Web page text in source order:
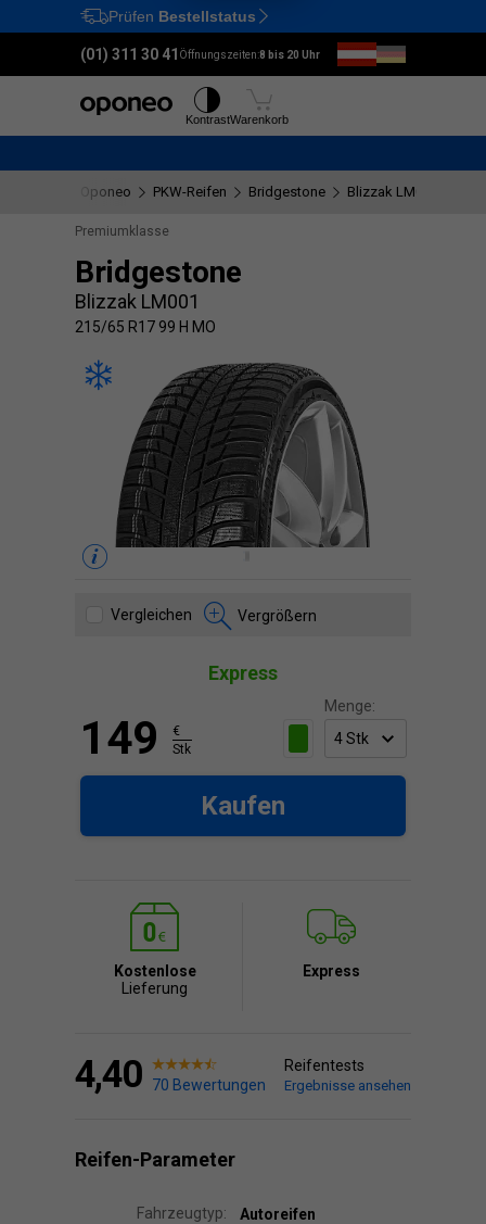
Ctrl M
Prüfen Bestellstatus
(01) 311 30 41 Öffnungszeiten:8 bis 20 Uhr
KontrastWarenkorb
Oponeo PKW-Reifen Bridgestone Blizzak LM001
Premiumklasse
Bridgestone
Blizzak LM001
215/65 R17 99 H MO
Vergleichen Vergrößern
Express
Menge:
149
€
Stk
Kaufen
Kostenlose
Lieferung
Express
4,40 70 Bewertungen
Reifentests
Ergebnisse ansehen
Reifen-Parameter
Fahrzeugtyp:
Autoreifen